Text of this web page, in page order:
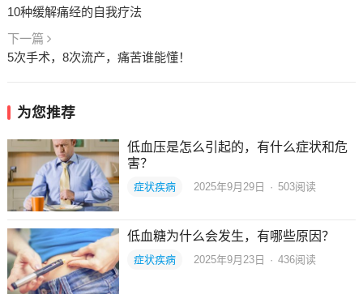
10种缓解痛经的自我疗法
下一篇
5次手术，8次流产，痛苦谁能懂！
为您推荐
低血压是怎么引起的，有什么症状和危
害？
症状疾病 2025年9月29日 · 503阅读
低血糖为什么会发生，有哪些原因？
症状疾病 2025年9月23日 · 436阅读